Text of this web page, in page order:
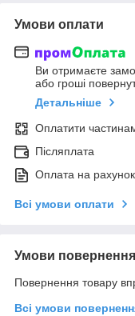
Умови оплати
Ви отримаєте
або гроші
Детальніше
Оплатити
Післяплата
Оплата на рахунок
Всі умови оплати
Умови повернення
Повернення товару
Всі умови